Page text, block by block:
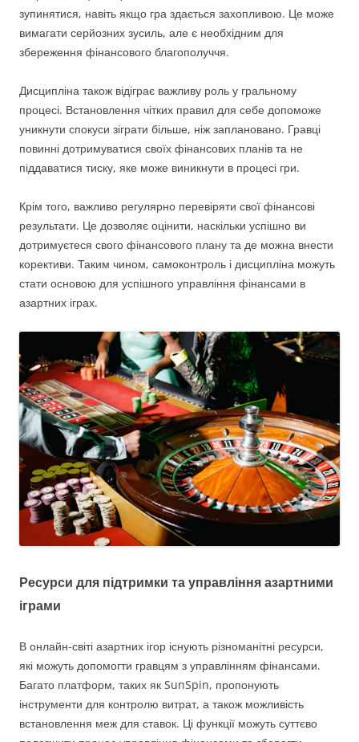
зупинятися, навіть якщо гра здається захопливою. Це може
вимагати серйозних зусиль, але є необхідним для
збереження фінансового благополуччя.
Дисципліна також відіграє важливу роль у гральному
процесі. Встановлення чітких правил для себе допоможе
уникнути спокуси зіграти більше, ніж заплановано. Гравці
повинні дотримуватися своїх фінансових планів та не
піддаватися тиску, яке може виникнути в процесі гри.
Крім того, важливо регулярно перевіряти свої фінансові
результати. Це дозволяє оцінити, наскільки успішно ви
дотримуєтеся свого фінансового плану та де можна внести
корективи. Таким чином, самоконтроль і дисципліна можуть
стати основою для успішного управління фінансами в
азартних іграх.
Ресурси для підтримки та управління азартними
іграми
В онлайн-світі азартних ігор існують різноманітні ресурси,
які можуть допомогти гравцям з управлінням фінансами.
Багато платформ, таких як SunSpin, пропонують
інструменти для контролю витрат, а також можливість
встановлення меж для ставок. Ці функції можуть суттєво